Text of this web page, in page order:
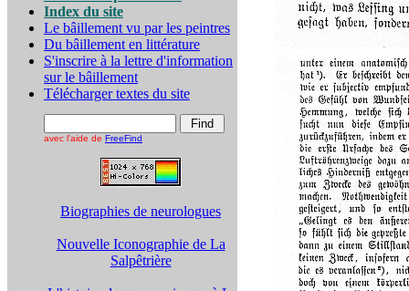
Index du site
Le bâillement vu par les peintres
Du bâillement en littérature
S'inscrire à la lettre d'information
sur le bâillement
Télécharger textes du site
avec l'aide de FreeFind
Biographies de neurologues
Nouvelle Iconographie de La
Salpêtrière